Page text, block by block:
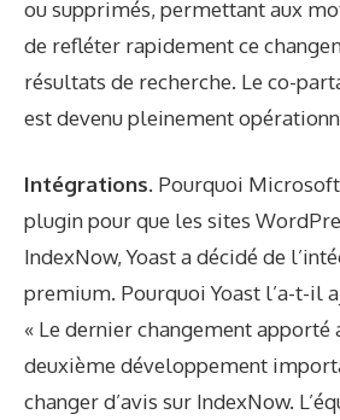
ou supprimés, permettant aux
de refléter rapidement ce
résultats de recherche. Le co-
est devenu pleinement
Intégrations. Pourquoi
plugin pour que les sites
IndexNow, Yoast a décidé de
premium. Pourquoi Yoast l’a-t-il
« Le dernier changement
deuxième développement
changer d’avis sur IndexNow.